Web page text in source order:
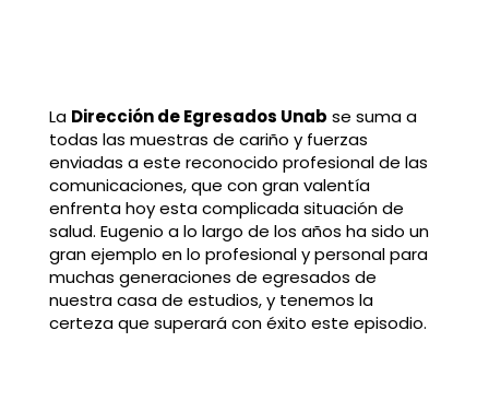
La Dirección de Egresados Unab se suma a
todas las muestras de cariño y fuerzas
enviadas a este reconocido profesional de las
comunicaciones, que con gran valentía
enfrenta hoy esta complicada situación de
salud. Eugenio a lo largo de los años ha sido un
gran ejemplo en lo profesional y personal para
muchas generaciones de egresados de
nuestra casa de estudios, y tenemos la
certeza que superará con éxito este episodio.